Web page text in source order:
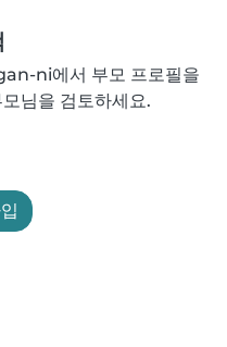
ni에서 부모 프로필을
님을 검토하세요.